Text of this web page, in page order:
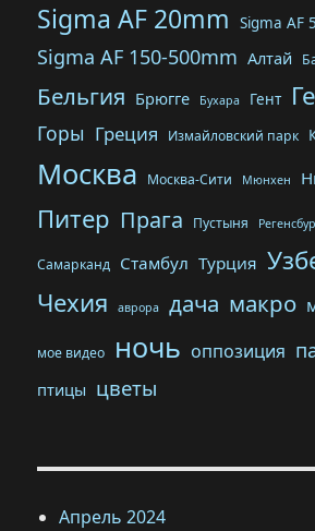
Sigma AF 20mm Sigma AF
Sigma AF 150-500mm Алтай
Бельгия Брюгге Бухара Гент
Горы Греция Измайловский парк
Москва Москва-Сити Мюнхен
Питер Прага Пустыня
Самарканд Стамбул Турция
Чехия аврора дача макро
мое видео ночь оппозиция
птицы цветы
Апрель 2024